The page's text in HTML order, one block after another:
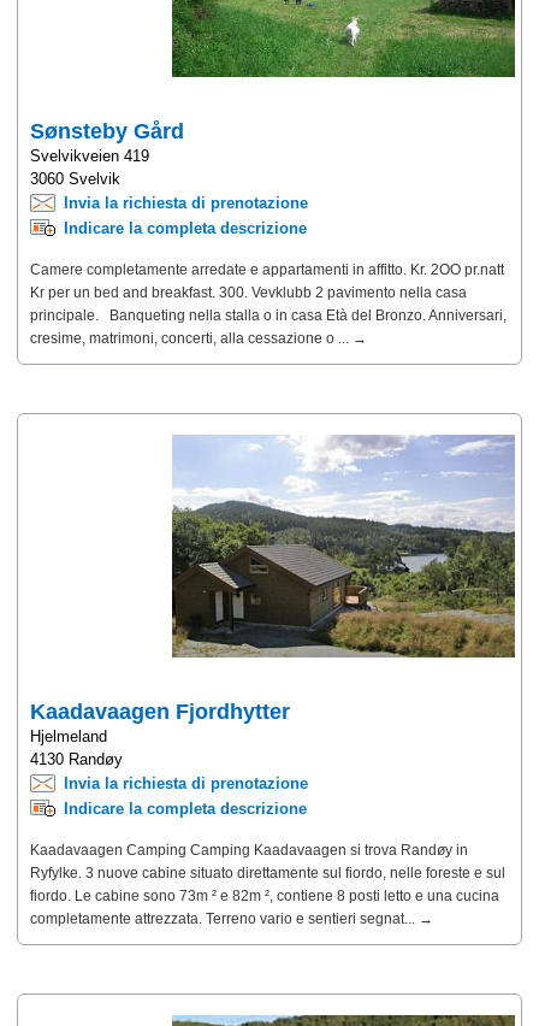
Sønsteby Gård
Svelvikveien 419
3060 Svelvik
Invia la richiesta di prenotazione
Indicare la completa descrizione
Camere completamente arredate e appartamenti in affitto. Kr. 2OO pr.natt
Kr per un bed and breakfast. 300. Vevklubb 2 pavimento nella casa
principale. Banqueting nella stalla o in casa Età del Bronzo. Anniversari,
cresime, matrimoni, concerti, alla cessazione o ... →
Kaadavaagen Fjordhytter
Hjelmeland
4130 Randøy
Invia la richiesta di prenotazione
Indicare la completa descrizione
Kaadavaagen Camping Camping Kaadavaagen si trova Randøy in
Ryfylke. 3 nuove cabine situato direttamente sul fiordo, nelle foreste e sul
fiordo. Le cabine sono 73m ² e 82m ², contiene 8 posti letto e una cucina
completamente attrezzata. Terreno vario e sentieri segnat... →